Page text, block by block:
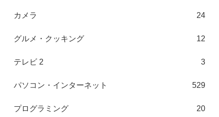
カメラ 24
グルメ・クッキング 12
テレビ 2 3
パソコン・インターネット 529
プログラミング 20